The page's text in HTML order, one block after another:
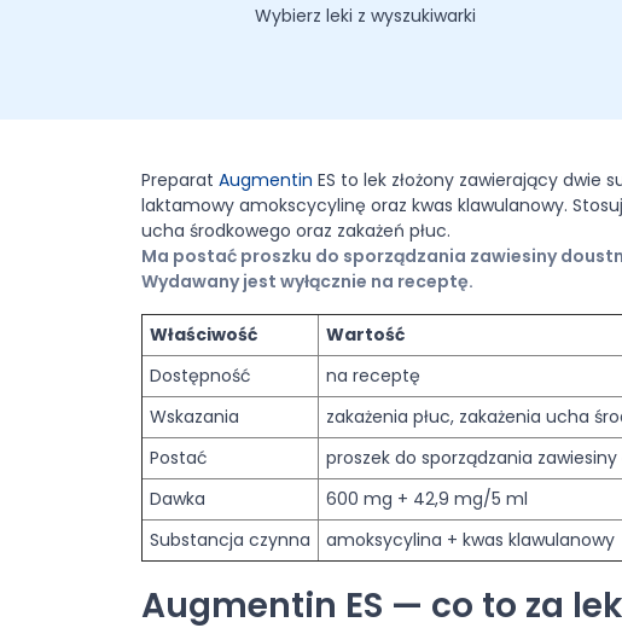
Wybierz leki z wyszukiwarki
Preparat Augmentin ES to lek złożony zawierający
laktamowy amokscycylinę oraz kwas klawulanowy.
ucha środkowego oraz zakażeń płuc.
Ma postać proszku do sporządzania zawiesiny
Wydawany jest wyłącznie na receptę.
Właściwość
Wartość
Dostępność
na receptę
Wskazania
zakażenia płuc, zakażenia ucha
Postać
proszek do sporządzania
Dawka
600 mg + 42,9 mg/5 ml
Substancja czynna
amoksycylina + kwas klawulanowy
Augmentin ES — co to za